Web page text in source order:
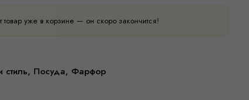
товар уже в корзине — он скоро закончится!
стиль, Посуда, Фарфор